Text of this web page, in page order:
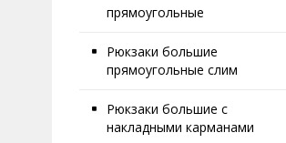
прямоугольные
Рюкзаки большие
прямоугольные слим
Рюкзаки большие с
накладными карманами